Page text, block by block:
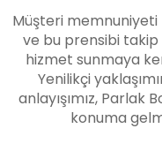
Müşteri
ve bu prensibi
hizmet sunmaya
Yenilikçi
anlayışımız, Parlak
konuma